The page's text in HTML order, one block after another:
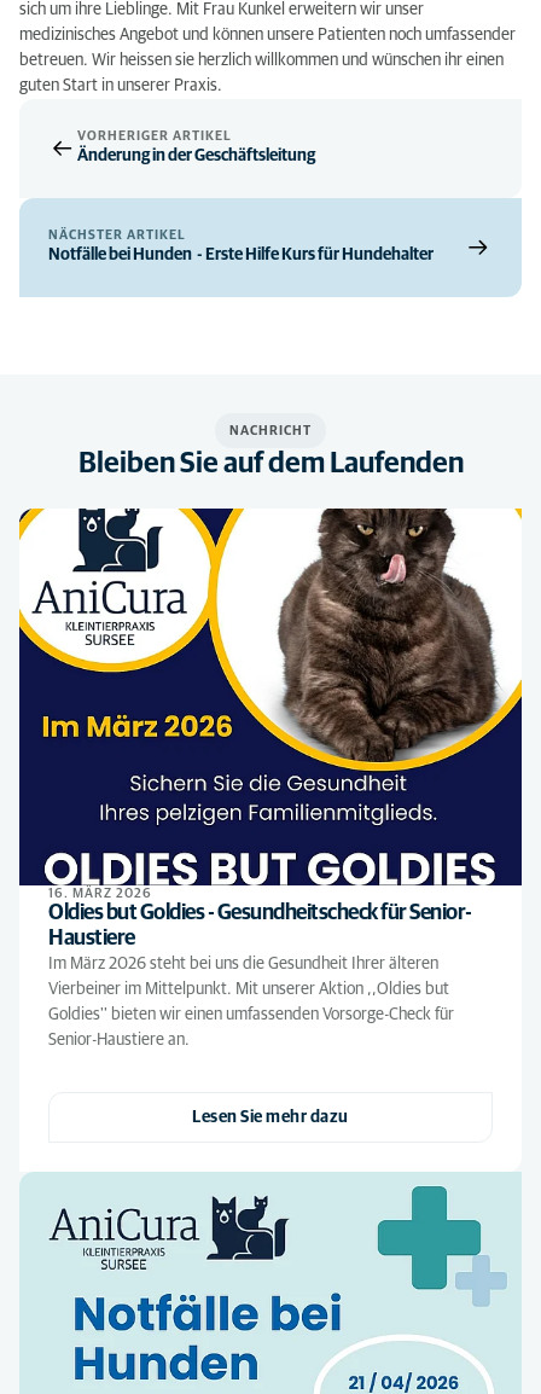
sich um ihre Lieblinge. Mit Frau Kunkel erweitern wir unser
medizinisches Angebot und können unsere Patienten noch umfassender
betreuen. Wir heissen sie herzlich willkommen und wünschen ihr einen
guten Start in unserer Praxis.
VORHERIGER ARTIKEL
Änderung in der Geschäftsleitung
NÄCHSTER ARTIKEL
Notfälle bei Hunden - Erste Hilfe Kurs für Hundehalter
NACHRICHT
Bleiben Sie auf dem Laufenden
16. MÄRZ 2026
Oldies but Goldies - Gesundheitscheck für Senior-
Haustiere
Im März 2026 steht bei uns die Gesundheit Ihrer älteren
Vierbeiner im Mittelpunkt. Mit unserer Aktion ,,Oldies but
Goldies'' bieten wir einen umfassenden Vorsorge-Check für
Senior-Haustiere an.
Lesen Sie mehr dazu